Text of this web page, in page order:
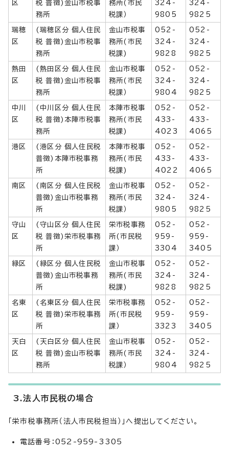
区
税 普徴)金山市税事
務所
務所(市民
税課）
324-
9805
324-
9825
瑞穂
区
(瑞穂区分 個人住民
税 普徴)金山市税事
務所
金山市税事
務所(市民
税課)
052-
324-
9828
052-
324-
9825
熱田
区
(熱田区分 個人住民
税 普徴)金山市税事
務所
金山市税事
務所(市民
税課）
052-
324-
9804
052-
324-
9825
中川
区
(中川区分 個人住民
税 普徴)本陣市税事
務所
本陣市税事
務所(市民
税課)
052-
433-
4023
052-
433-
4065
港区
(港区分 個人住民税
普徴)本陣市税事務
所
本陣市税事
務所(市民
税課)
052-
433-
4022
052-
433-
4065
南区
(南区分 個人住民税
普徴)金山市税事務
所
金山市税事
務所(市民
税課）
052-
324-
9805
052-
324-
9825
守山
区
(守山区分 個人住民
税 普徴)栄市税事務
所
栄市税事務
所(市民税
課）
052-
959-
3304
052-
959-
3405
緑区
(緑区分 個人住民税
普徴)金山市税事務
所
金山市税事
務所(市民
税課)
052-
324-
9828
052-
324-
9825
名東
区
(名東区分 個人住民
税 普徴)栄市税事務
所
栄市税事務
所(市民税
課）
052-
959-
3323
052-
959-
3405
天白
区
(天白区分 個人住民
税 普徴)金山市税事
務所
金山市税事
務所(市民
税課）
052-
324-
9804
052-
324-
9825
3.法人市民税の場合
「栄市税事務所（法人市民税担当）」へ提出してください。
電話番号：052-959-3305